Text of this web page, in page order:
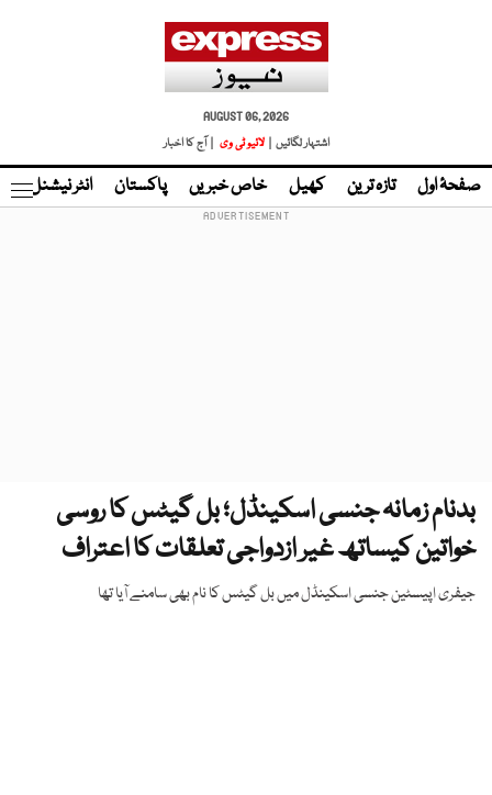
AUGUST 06, 2026
اشتہار لگائیں |
لائیو ٹی وی | آج کا اخبار
صفحۂ اول تازہ ترین کھیل خاص خبریں پاکستان انٹر نیشنل
بدنام زمانہ جنسی اسکینڈل؛ بل گیٹس کا روسی
خواتین کیساتھ غیر ازدواجی تعلقات کا اعتراف
جیفری اپیسٹین جنسی اسکینڈل میں بل گیٹس کا نام بھی سامنے آیا تھا